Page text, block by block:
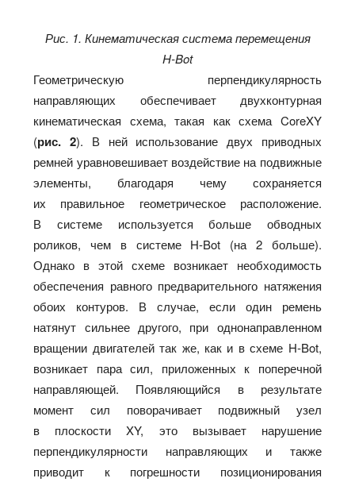
Рис. 1. Кинематическая система перемещения
H‑Bot
Геометрическую перпендикулярность
направляющих обеспечивает двухконтурная
кинематическая схема, такая как схема CoreXY
(рис. 2). В ней использование двух приводных
ремней уравновешивает воздействие на подвижные
элементы, благодаря чему сохраняется
их правильное геометрическое расположение.
В системе используется больше обводных
роликов, чем в системе H‑Bot (на 2 больше).
Однако в этой схеме возникает необходимость
обеспечения равного предварительного натяжения
обоих контуров. В случае, если один ремень
натянут сильнее другого, при однонаправленном
вращении двигателей так же, как и в схеме H‑Bot,
возникает пара сил, приложенных к поперечной
направляющей. Появляющийся в результате
момент сил поворачивает подвижный узел
в плоскости XY, это вызывает нарушение
перпендикулярности направляющих и также
приводит к погрешности позиционирования